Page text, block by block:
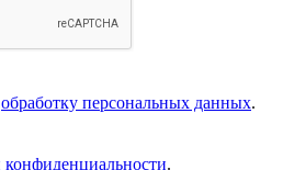
обработку персональных данных.
конфиденциальности.